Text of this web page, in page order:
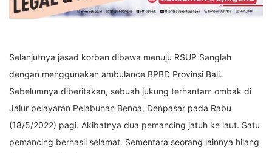
Selanjutnya jasad korban dibawa menuju RSUP Sanglah
dengan menggunakan ambulance BPBD Provinsi Bali.
Sebelumnya diberitakan, sebuah jukung terhantam ombak di
Jalur pelayaran Pelabuhan Benoa, Denpasar pada Rabu
(18/5/2022) pagi. Akibatnya dua pemancing jatuh ke laut. Satu
pemancing berhasil selamat. Sementara seorang lainnya hilang